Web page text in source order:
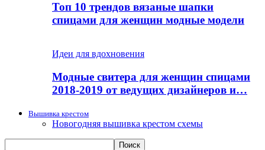
Топ 10 трендов вязаные шапки
спицами для женщин модные модели
Идеи для вдохновения
Модные свитера для женщин спицами
2018-2019 от ведущих дизайнеров и…
Вышивка крестом
Новогодняя вышивка крестом схемы